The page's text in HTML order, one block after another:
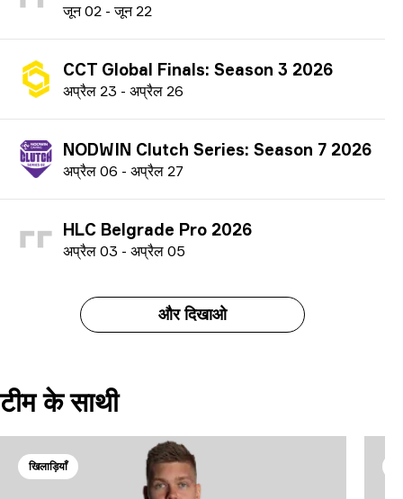
जून 02 -जून 22
CCT Global Finals: Season 3 2026
अप्रैल 23 - अप्रैल 26
NODWIN Clutch Series: Season 7 2026
अप्रैल 06 - अप्रैल 27
HLC Belgrade Pro 2026
अप्रैल 03 - अप्रैल 05
और दिखाओ
टीम के साथी
खिलाड़ियाँ